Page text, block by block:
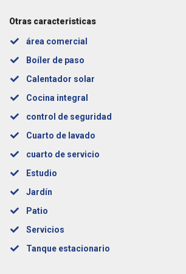
Otras caracteristicas
área comercial
Boíler de paso
Calentador solar
Cocina integral
control de seguridad
Cuarto de lavado
cuarto de servicio
Estudio
Jardín
Patio
Servicios
Tanque estacionario